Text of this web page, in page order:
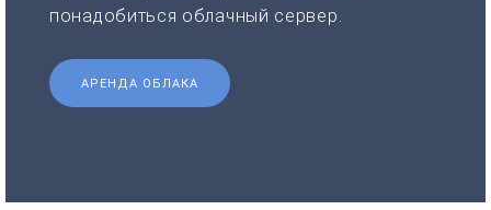
понадобиться облачный сервер.
АРЕНДА ОБЛАКА